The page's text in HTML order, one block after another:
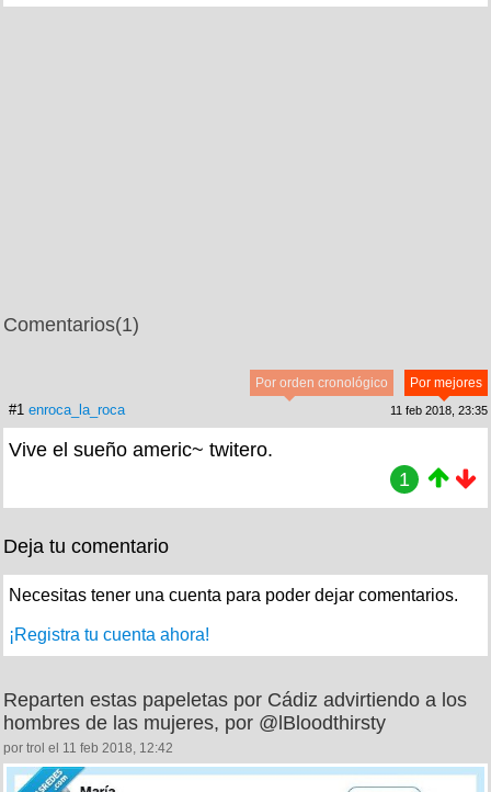
Comentarios(1)
Por mejores
Por orden cronológico
#1 enroca_la_roca 11 feb 2018, 23:35
Vive el sueño americ~ twitero.
1
Deja tu comentario
Necesitas tener una cuenta para poder dejar comentarios.
¡Registra tu cuenta ahora!
Reparten estas papeletas por Cádiz advirtiendo a los
hombres de las mujeres, por @lBloodthirsty
por trol el 11 feb 2018, 12:42